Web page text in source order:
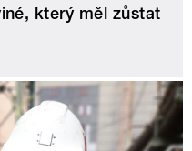
který měl zůstat